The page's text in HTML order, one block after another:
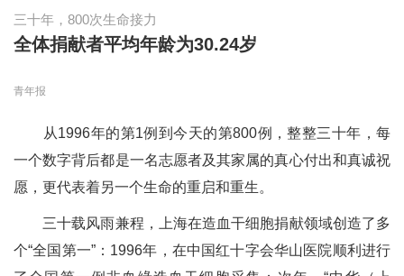
三十年，800次生命接力
全体捐献者平均年龄为30.24岁
青年报
从1996年的第1例到今天的第800例，整整三十年，每
一个数字背后都是一名志愿者及其家属的真心付出和真诚祝
愿，更代表着另一个生命的重启和重生。
三十载风雨兼程，上海在造血干细胞捐献领域创造了多
个“全国第一”：1996年，在中国红十字会华山医院顺利进行